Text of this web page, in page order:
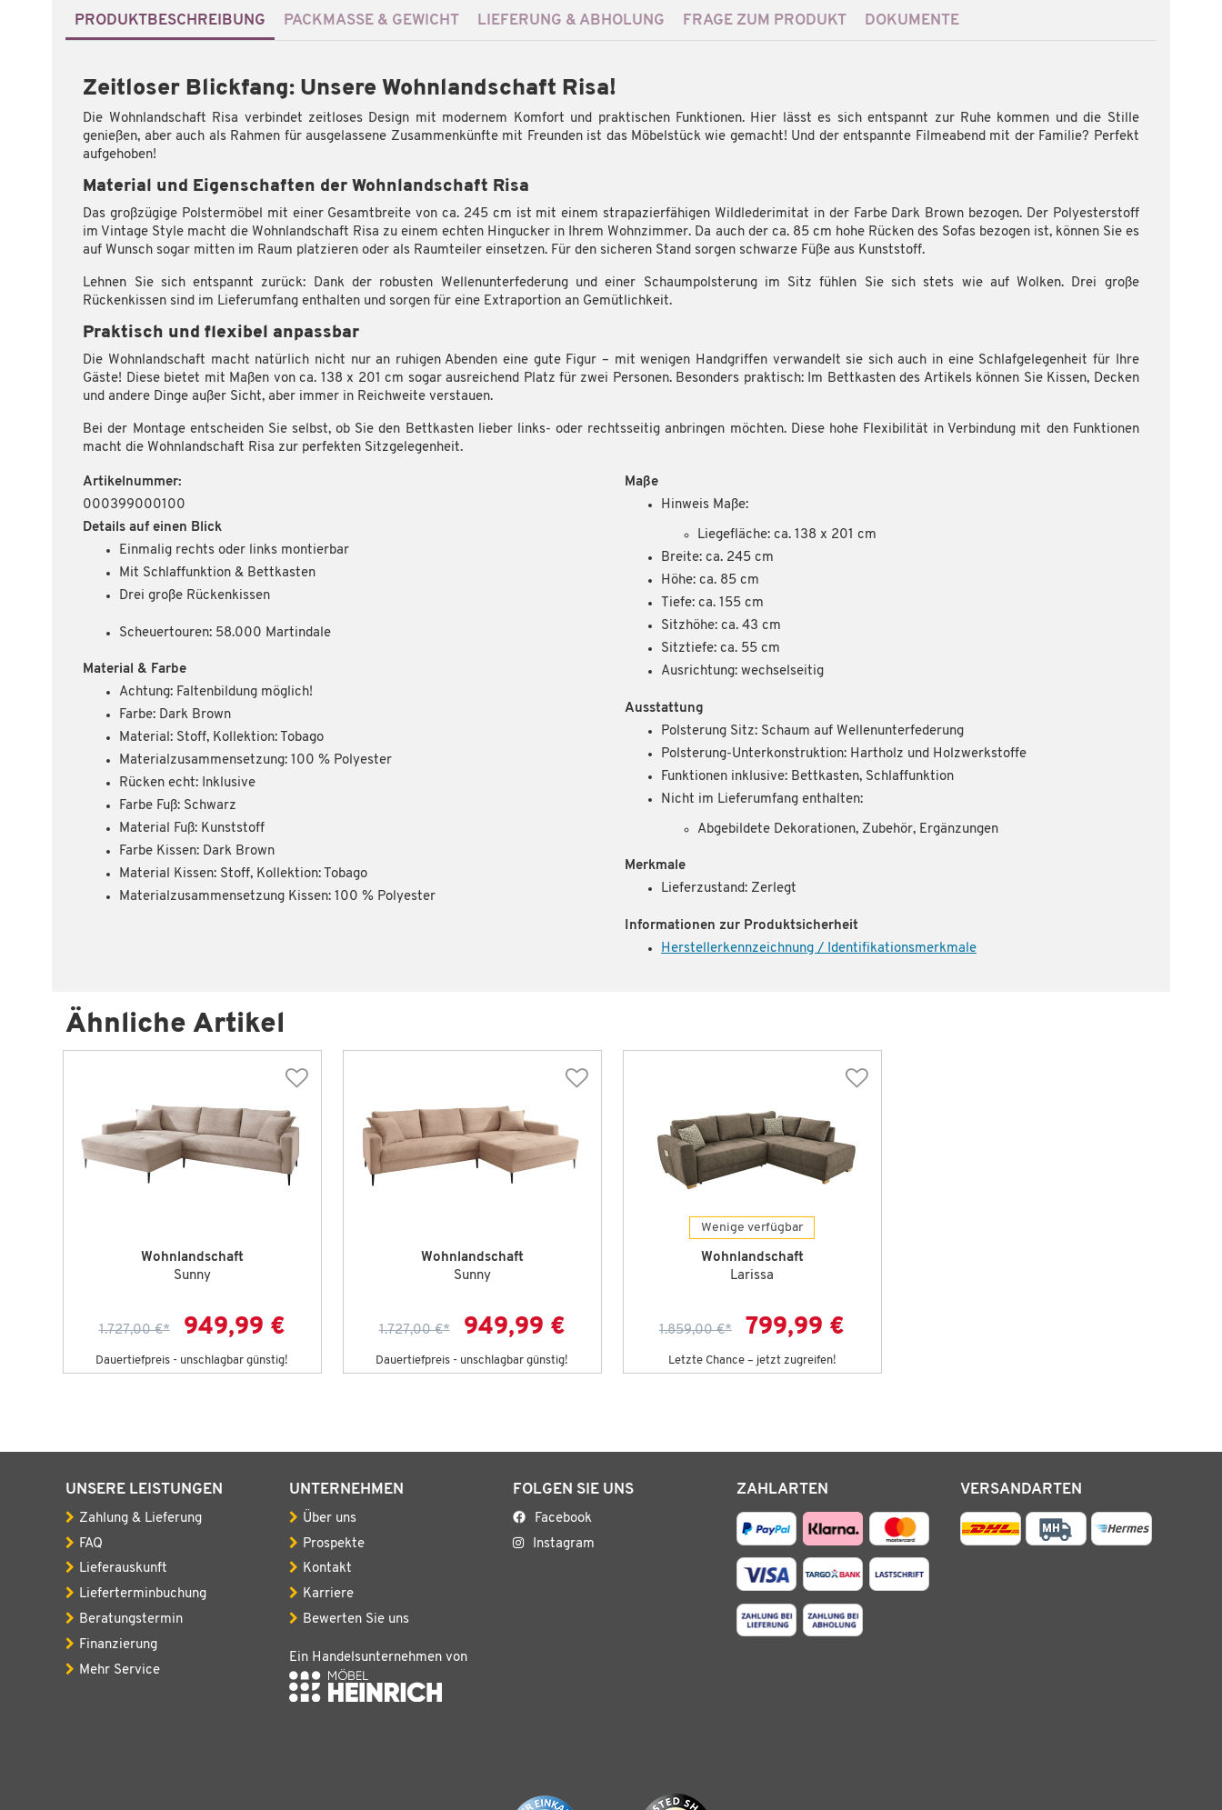
PRODUKTBESCHREIBUNG PACKMASSE & GEWICHT LIEFERUNG & ABHOLUNG FRAGE ZUM PRODUKT DOKUMENTE
Zeitloser Blickfang: Unsere Wohnlandschaft Risa!
Die Wohnlandschaft Risa verbindet zeitloses Design mit modernem Komfort und praktischen Funktionen. Hier lässt es sich entspannt zur Ruhe kommen und die Stille
genießen, aber auch als Rahmen für ausgelassene Zusammenkünfte mit Freunden ist das Möbelstück wie gemacht! Und der entspannte Filmeabend mit der Familie? Perfekt
aufgehoben!
Material und Eigenschaften der Wohnlandschaft Risa
Das großzügige Polstermöbel mit einer Gesamtbreite von ca. 245 cm ist mit einem strapazierfähigen Wildlederimitat in der Farbe Dark Brown bezogen. Der Polyesterstoff
im Vintage Style macht die Wohnlandschaft Risa zu einem echten Hingucker in Ihrem Wohnzimmer. Da auch der ca. 85 cm hohe Rücken des Sofas bezogen ist, können Sie es
auf Wunsch sogar mitten im Raum platzieren oder als Raumteiler einsetzen. Für den sicheren Stand sorgen schwarze Füße aus Kunststoff.
Lehnen Sie sich entspannt zurück: Dank der robusten Wellenunterfederung und einer Schaumpolsterung im Sitz fühlen Sie sich stets wie auf Wolken. Drei große
Rückenkissen sind im Lieferumfang enthalten und sorgen für eine Extraportion an Gemütlichkeit.
Praktisch und flexibel anpassbar
Die Wohnlandschaft macht natürlich nicht nur an ruhigen Abenden eine gute Figur – mit wenigen Handgriffen verwandelt sie sich auch in eine Schlafgelegenheit für Ihre
Gäste! Diese bietet mit Maßen von ca. 138 x 201 cm sogar ausreichend Platz für zwei Personen. Besonders praktisch: Im Bettkasten des Artikels können Sie Kissen, Decken
und andere Dinge außer Sicht, aber immer in Reichweite verstauen.
Bei der Montage entscheiden Sie selbst, ob Sie den Bettkasten lieber links- oder rechtsseitig anbringen möchten. Diese hohe Flexibilität in Verbindung mit den Funktionen
macht die Wohnlandschaft Risa zur perfekten Sitzgelegenheit.
Artikelnummer:
000399000100
Details auf einen Blick
Einmalig rechts oder links montierbar
Mit Schlaffunktion & Bettkasten
Drei große Rückenkissen
Scheuertouren: 58.000 Martindale
Material & Farbe
Achtung: Faltenbildung möglich!
Farbe: Dark Brown
Material: Stoff, Kollektion: Tobago
Materialzusammensetzung: 100 % Polyester
Rücken echt: Inklusive
Farbe Fuß: Schwarz
Material Fuß: Kunststoff
Farbe Kissen: Dark Brown
Material Kissen: Stoff, Kollektion: Tobago
Materialzusammensetzung Kissen: 100 % Polyester
Maße
Hinweis Maße:
Liegefläche: ca. 138 x 201 cm
Breite: ca. 245 cm
Höhe: ca. 85 cm
Tiefe: ca. 155 cm
Sitzhöhe: ca. 43 cm
Sitztiefe: ca. 55 cm
Ausrichtung: wechselseitig
Ausstattung
Polsterung Sitz: Schaum auf Wellenunterfederung
Polsterung-Unterkonstruktion: Hartholz und Holzwerkstoffe
Funktionen inklusive: Bettkasten, Schlaffunktion
Nicht im Lieferumfang enthalten:
Abgebildete Dekorationen, Zubehör, Ergänzungen
Merkmale
Lieferzustand: Zerlegt
Informationen zur Produktsicherheit
Herstellerkennzeichnung / Identifikationsmerkmale
Ähnliche Artikel
Wohnlandschaft
Sunny
1.727,00 €* 949,99 €
Dauertiefpreis - unschlagbar günstig!
Wohnlandschaft
Sunny
1.727,00 €* 949,99 €
Dauertiefpreis - unschlagbar günstig!
Wenige verfügbar
Wohnlandschaft
Larissa
1.859,00 €* 799,99 €
Letzte Chance – jetzt zugreifen!
UNSERE LEISTUNGEN
Zahlung & Lieferung
FAQ
Lieferauskunft
Lieferterminbuchung
Beratungstermin
Finanzierung
Mehr Service
UNTERNEHMEN
Über uns
Prospekte
Kontakt
Karriere
Bewerten Sie uns
Ein Handelsunternehmen von
FOLGEN SIE UNS
Facebook
Instagram
ZAHLARTEN VERSANDARTEN